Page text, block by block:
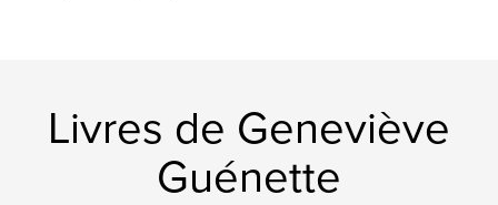
Livres de Geneviève
Guénette